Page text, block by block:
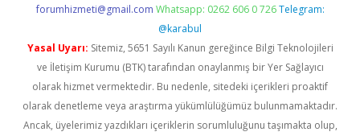
forumhizmeti@gmail.com Whatsapp: 0262 606 0 726 Telegram:
@karabul
Yasal Uyarı: Sitemiz, 5651 Sayılı Kanun gereğince Bilgi Teknolojileri
ve İletişim Kurumu (BTK) tarafından onaylanmış bir Yer Sağlayıcı
olarak hizmet vermektedir. Bu nedenle, sitedeki içerikleri proaktif
olarak denetleme veya araştırma yükümlülüğümüz bulunmamaktadır.
Ancak, üyelerimiz yazdıkları içeriklerin sorumluluğunu taşımakta olup,